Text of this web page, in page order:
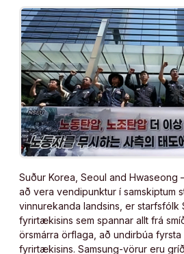
Suður Korea, Seoul and Hwaseong
að vera vendipunktur í samskiptum
vinnurekanda landsins, er starfsfólk
fyrirtækisins sem spannar allt frá
örsmárra örflaga, að undirbúa
fyrirtækisins. Samsung-vörur eru